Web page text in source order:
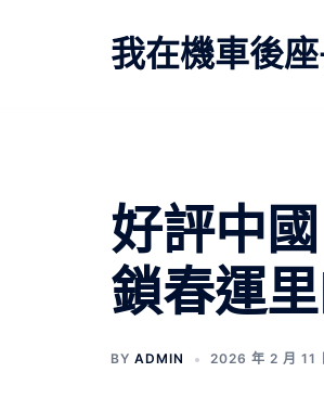
我在機車後
好評中
鎖春運
BY ADMIN 2026 年 2 月 11
文
章
導
覽